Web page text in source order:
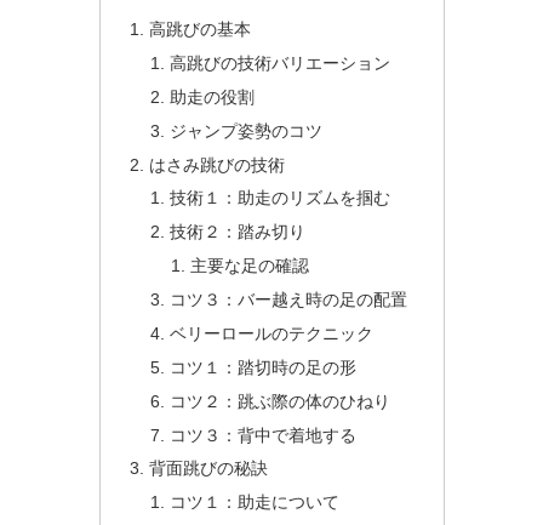
高跳びの基本
高跳びの技術バリエーション
助走の役割
ジャンプ姿勢のコツ
はさみ跳びの技術
技術１：助走のリズムを掴む
技術２：踏み切り
主要な足の確認
コツ３：バー越え時の足の配置
ベリーロールのテクニック
コツ１：踏切時の足の形
コツ２：跳ぶ際の体のひねり
コツ３：背中で着地する
背面跳びの秘訣
コツ１：助走について